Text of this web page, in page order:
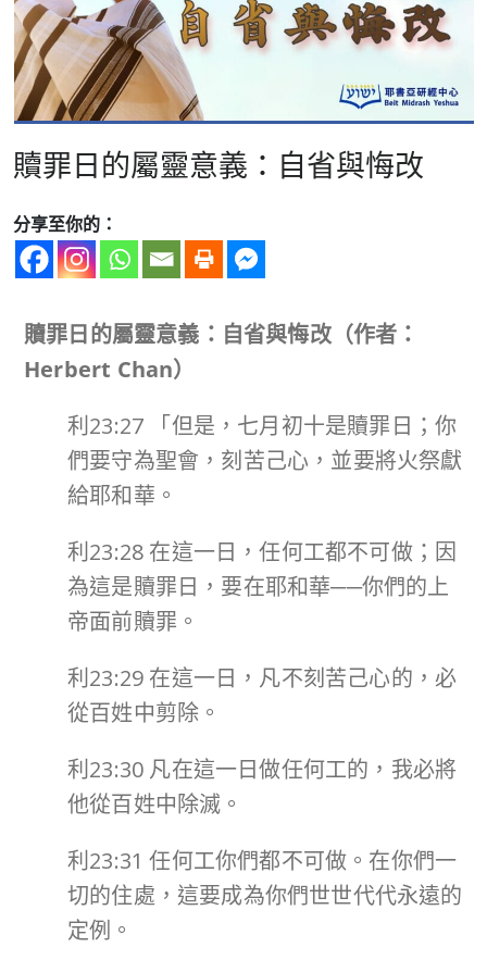
贖罪日的屬靈意義：自省與悔改
分享至你的：
贖罪日的屬靈意義：自省與悔改（作者：
Herbert Chan）
利23:27 「但是，七月初十是贖罪日；你
們要守為聖會，刻苦己心，並要將火祭獻
給耶和華。
利23:28 在這一日，任何工都不可做；因
為這是贖罪日，要在耶和華──你們的上
帝面前贖罪。
利23:29 在這一日，凡不刻苦己心的，必
從百姓中剪除。
利23:30 凡在這一日做任何工的，我必將
他從百姓中除滅。
利23:31 任何工你們都不可做。在你們一
切的住處，這要成為你們世世代代永遠的
定例。